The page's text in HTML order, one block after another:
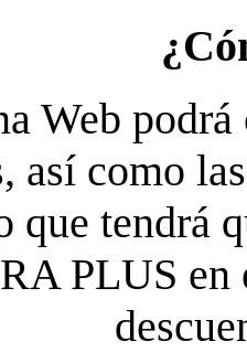
Web
así como
que tendrá
PLUS en